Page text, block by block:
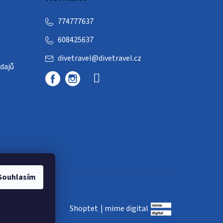
divetravel@divetravel.cz
608425637
774777637
Shoptet | mime digital